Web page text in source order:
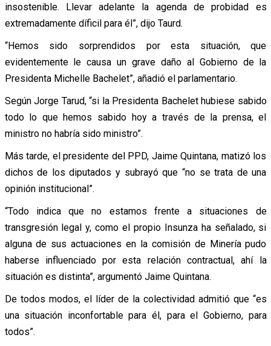
insostenible. Llevar adelante la agenda de probidad es
extremadamente díficil para él”, dijo Taurd.
“Hemos sido sorprendidos por esta situación, que
evidentemente le causa un grave daño al Gobierno de la
Presidenta Michelle Bachelet”, añadió el parlamentario.
Según Jorge Tarud, “si la Presidenta Bachelet hubiese sabido
todo lo que hemos sabido hoy a través de la prensa, el
ministro no habría sido ministro”.
Más tarde, el presidente del PPD, Jaime Quintana, matizó los
dichos de los diputados y subrayó que “no se trata de una
opinión institucional”.
“Todo indica que no estamos frente a situaciones de
transgresión legal y, como el propio Insunza ha señalado, si
alguna de sus actuaciones en la comisión de Minería pudo
haberse influenciado por esta relación contractual, ahí la
situación es distinta”, argumentó Jaime Quintana.
De todos modos, el líder de la colectividad admitió que “es
una situación inconfortable para él, para el Gobierno, para
todos”.